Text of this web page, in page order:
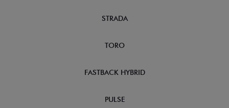
STRADA
TORO
FASTBACK HYBRID
PULSE